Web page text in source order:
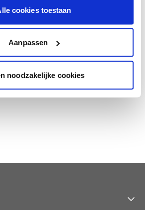
cookies toestaan
Aanpassen
noodzakelijke cookies
de votre mobilier.
contrôle technologique de vos